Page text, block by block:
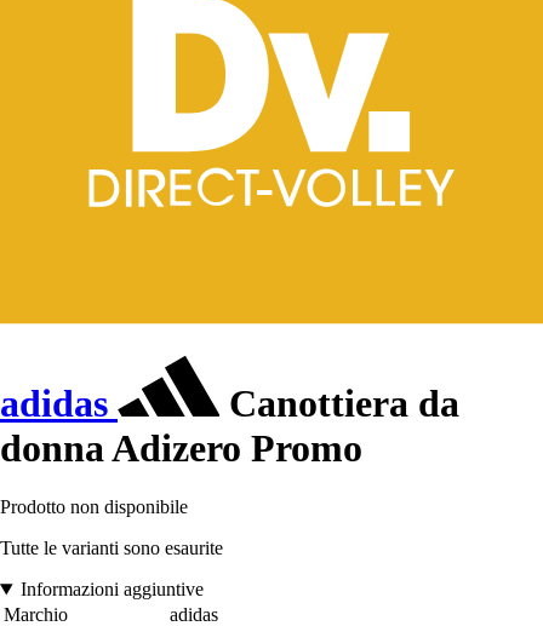
adidas
Canottiera da
donna Adizero Promo
Prodotto non disponibile
Tutte le varianti sono esaurite
Informazioni aggiuntive
Marchio
adidas